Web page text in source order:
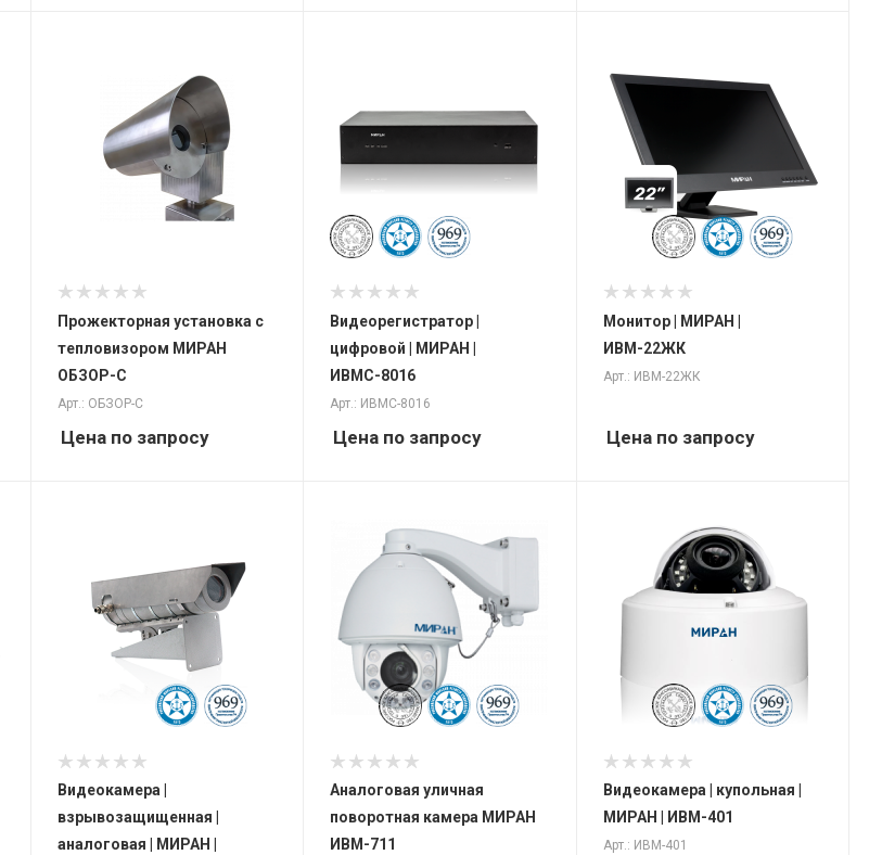
Прожекторная установка с
тепловизором МИРАН
ОБЗОР-С
Арт.: ОБЗОР-С
Цена по запросу
доступ / Облачный
сервис
Видеорегистратор |
цифровой | МИРАН |
ИВМС-8016
Арт.: ИВМС-8016
Цена по запросу
Монитор | МИРАН |
ИВМ-22ЖК
Арт.: ИВМ-22ЖК
Цена по запросу
Видеокамера |
взрывозащищенная |
аналоговая | МИРАН |
Аналоговая уличная
поворотная камера МИРАН
ИВМ-711
Видеокамера | купольная |
МИРАН | ИВМ-401
Арт.: ИВМ-401